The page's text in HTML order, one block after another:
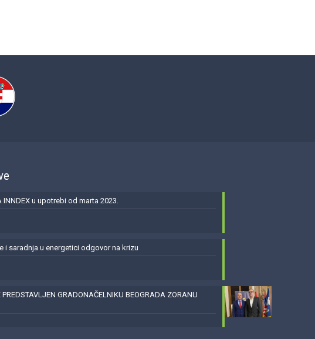
INNDEX u upotrebi od marta 2023.
i saradnja u energetici odgovor na krizu
PREDSTAVLJEN GRADONAČELNIKU BEOGRADA ZORANU